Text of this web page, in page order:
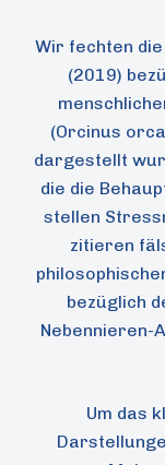
Wir fechten
(2019)
(Orcinus
dargestellt
die die
stellen
zitieren
bezüglich
Nebennieren-
Um das